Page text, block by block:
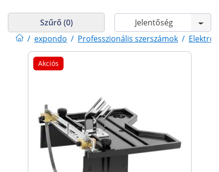
/ expondo / Professzionális szerszámok /
Szűrő (0)
Akciós